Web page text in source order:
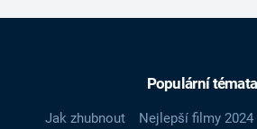
Populární témata
Jak zhubnout Nejlepší filmy 2024